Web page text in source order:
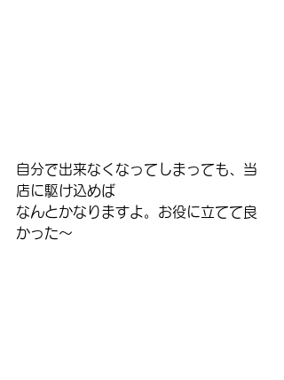
自分で出来なくなってしまっても、当
店に駆け込めば
なんとかなりますよ。お役に立てて良
かった〜